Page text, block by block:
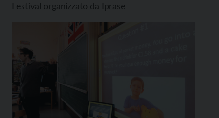
Festival organizzato da Iprase